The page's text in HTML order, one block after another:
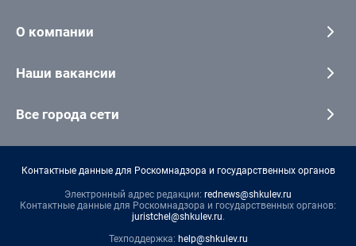
О компании
Наши вакансии
Все города сети
Контактные данные для Роскомнадзора и государственных органов
Электронный адрес редакции: rednews@shkulev.ru
Контактные данные для Роскомнадзора и государственных органов:
juristchel@shkulev.ru.
Техподдержка: help@shkulev.ru